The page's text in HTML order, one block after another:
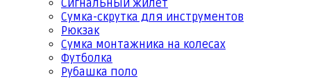
Сигнальный жилет
Сумка-скрутка для инструментов
Рюкзак
Сумка монтажника на колесах
Футболка
Рубашка поло